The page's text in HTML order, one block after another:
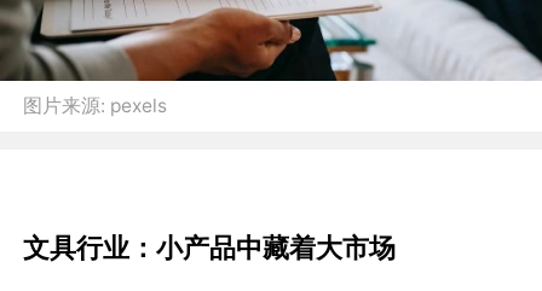
图片来源: pexels
文具行业：小产品中藏着大市场